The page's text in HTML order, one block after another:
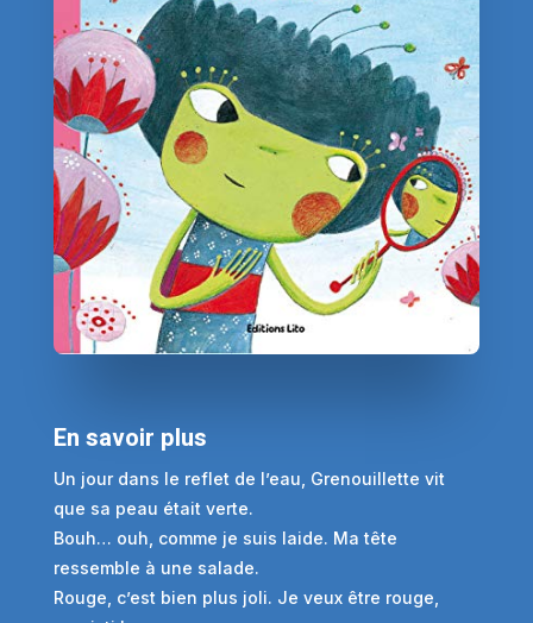
En savoir plus
Un jour dans le reflet de l’eau, Grenouillette vit
que sa peau était verte.
Bouh… ouh, comme je suis laide. Ma tête
ressemble à une salade.
Rouge, c’est bien plus joli. Je veux être rouge,